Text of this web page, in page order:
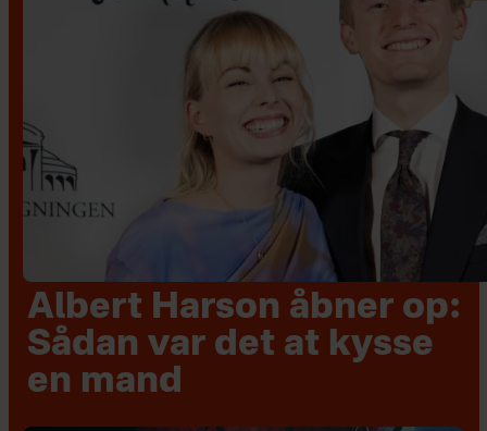
Albert Harson åbner op:
Sådan var det at kysse
en mand